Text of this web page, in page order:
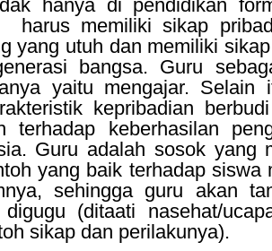
hanya di pendidikan
harus memiliki sikap
yang utuh dan memiliki
bangsa. Guru
yaitu mengajar. Selain
kepribadian
terhadap keberhasilan
Guru adalah sosok yang
yang baik terhadap siswa
sehingga guru akan
(ditaati nasehat/
sikap dan perilakunya).